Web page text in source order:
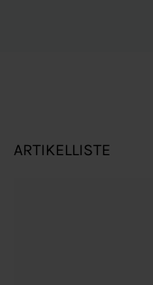
ARTIKELLISTE